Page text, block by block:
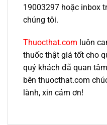
19003297 hoặc inbox
chúng tôi.
Thuocthat.com luôn
thuốc thật giá tốt cho
quý khách đã quan
bên thuocthat.com
lành, xin cảm ơn!